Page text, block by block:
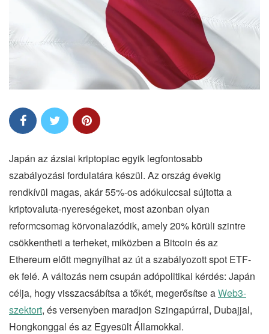
Japán az ázsiai kriptopiac egyik legfontosabb
szabályozási fordulatára készül. Az ország évekig
rendkívül magas, akár 55%-os adókulccsal sújtotta a
kriptovaluta-nyereségeket, most azonban olyan
reformcsomag körvonalazódik, amely 20% körüli szintre
csökkentheti a terheket, miközben a Bitcoin és az
Ethereum előtt megnyílhat az út a szabályozott spot ETF-
ek felé. A változás nem csupán adópolitikai kérdés: Japán
célja, hogy visszacsábítsa a tőkét, megerősítse aWeb3-
szektort, és versenyben maradjon Szingapúrral, Dubajjal,
Hongkonggal és az Egyesült Államokkal.